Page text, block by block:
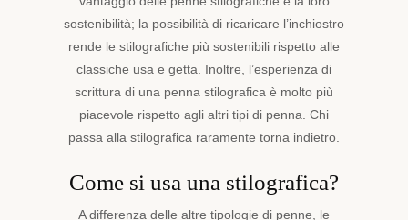
sostenibilità; la possibilità di ricaricare l’inchiostro
rende le stilografiche più sostenibili rispetto alle
classiche usa e getta. Inoltre, l’esperienza di
scrittura di una penna stilografica è molto più
piacevole rispetto agli altri tipi di penna. Chi
passa alla stilografica raramente torna indietro.
Come si usa una stilografica?
A differenza delle altre tipologie di penne , le